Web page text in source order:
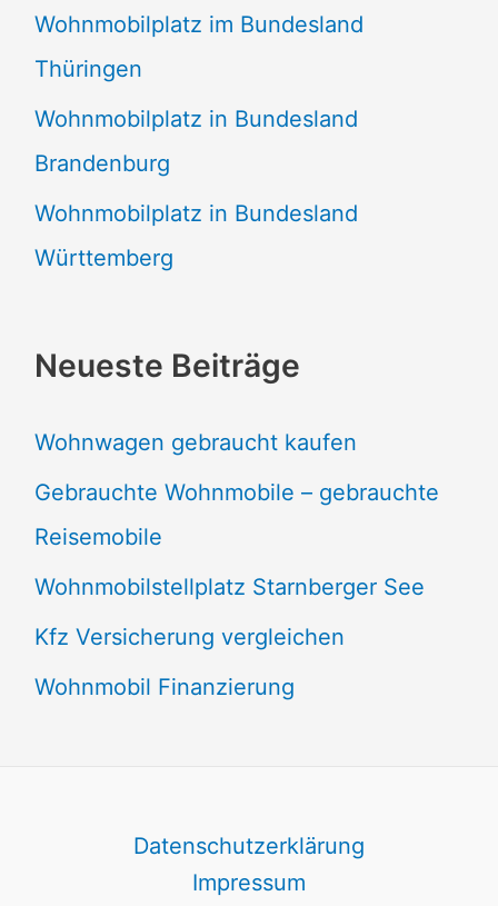
Wohnmobilplatz im Bundesland
Thüringen
Wohnmobilplatz in Bundesland
Brandenburg
Wohnmobilplatz in Bundesland
Württemberg
Neueste Beiträge
Wohnwagen gebraucht kaufen
Gebrauchte Wohnmobile – gebrauchte
Reisemobile
Wohnmobilstellplatz Starnberger See
Kfz Versicherung vergleichen
Wohnmobil Finanzierung
Datenschutzerklärung
Impressum